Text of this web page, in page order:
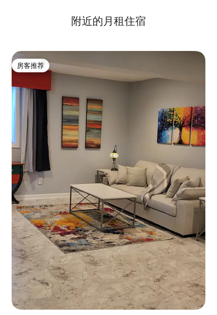
附近的月租住宿
房客推荐
房客推荐